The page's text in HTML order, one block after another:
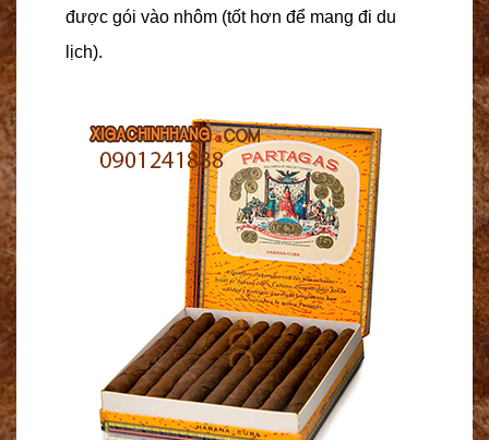
được gói vào nhôm (tốt hơn để mang đi du
lịch).